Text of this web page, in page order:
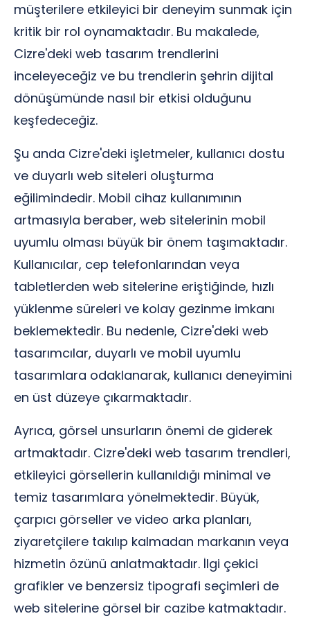
müşterilere etkileyici bir deneyim sunmak için
kritik bir rol oynamaktadır. Bu makalede,
Cizre'deki web tasarım trendlerini
inceleyeceğiz ve bu trendlerin şehrin dijital
dönüşümünde nasıl bir etkisi olduğunu
keşfedeceğiz.
Şu anda Cizre'deki işletmeler, kullanıcı dostu
ve duyarlı web siteleri oluşturma
eğilimindedir. Mobil cihaz kullanımının
artmasıyla beraber, web sitelerinin mobil
uyumlu olması büyük bir önem taşımaktadır.
Kullanıcılar, cep telefonlarından veya
tabletlerden web sitelerine eriştiğinde, hızlı
yüklenme süreleri ve kolay gezinme imkanı
beklemektedir. Bu nedenle, Cizre'deki web
tasarımcılar, duyarlı ve mobil uyumlu
tasarımlara odaklanarak, kullanıcı deneyimini
en üst düzeye çıkarmaktadır.
Ayrıca, görsel unsurların önemi de giderek
artmaktadır. Cizre'deki web tasarım trendleri,
etkileyici görsellerin kullanıldığı minimal ve
temiz tasarımlara yönelmektedir. Büyük,
çarpıcı görseller ve video arka planları,
ziyaretçilere takılıp kalmadan markanın veya
hizmetin özünü anlatmaktadır. İlgi çekici
grafikler ve benzersiz tipografi seçimleri de
web sitelerine görsel bir cazibe katmaktadır.